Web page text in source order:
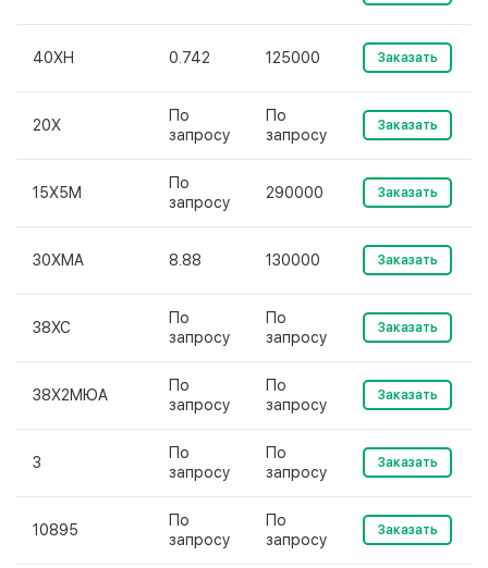
40ХН 0.742 125000 Заказать
20Х
По
запросу
По
запросу
Заказать
15Х5М
По
запросу
290000 Заказать
30ХМА 8.88 130000 Заказать
38ХС
По
запросу
По
запросу
Заказать
38Х2МЮА
По
запросу
По
запросу
Заказать
3
По
запросу
По
запросу
Заказать
10895
По
запросу
По
запросу
Заказать